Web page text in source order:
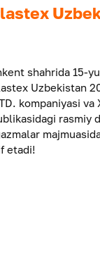
shahrida 15-
Uzbekistan
kompaniyasi va
rasmiy
etadi!